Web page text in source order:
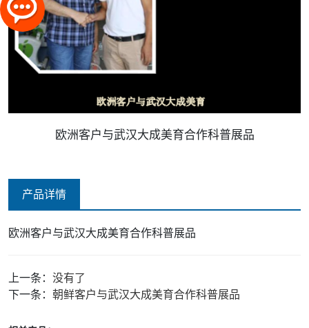
欧洲客户与武汉大成美育合作科普展品
产品详情
欧洲客户与武汉大成美育合作科普展品
上一条： 没有了
下一条： 朝鲜客户与武汉大成美育合作科普展品